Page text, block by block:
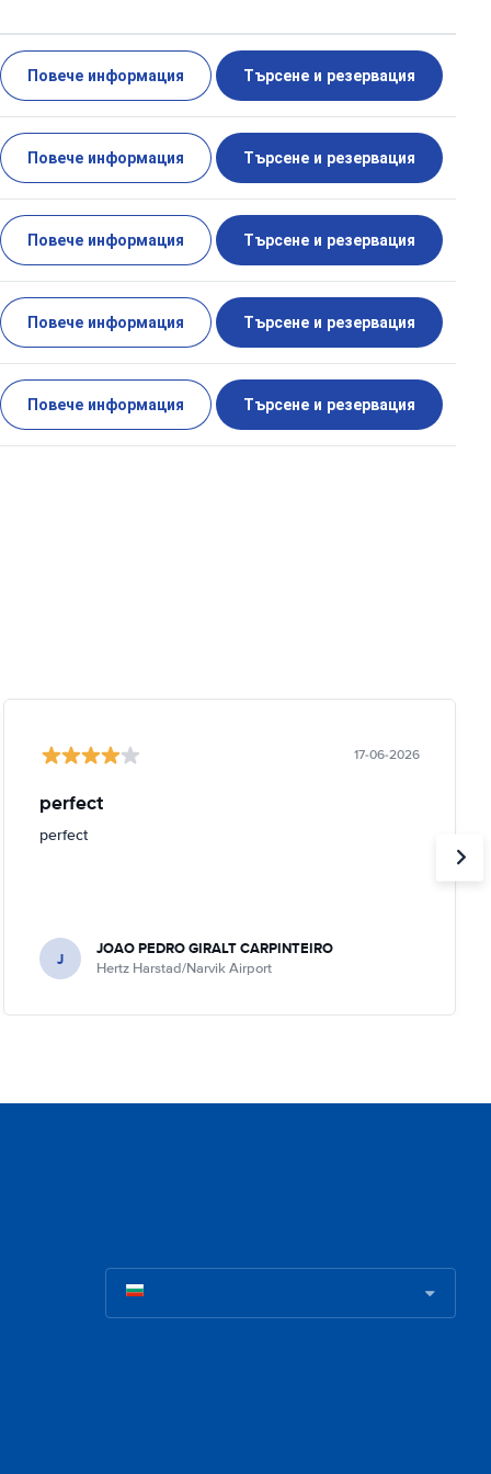
Повече информация Търсене и резервация
Повече информация Търсене и резервация
Повече информация Търсене и резервация
Повече информация Търсене и резервация
Повече информация Търсене и резервация
17-06-2026
perfect
perfect
J JOAO PEDRO GIRALT CARPINTEIRO
Hertz Harstad/Narvik Airport